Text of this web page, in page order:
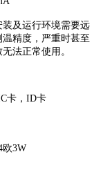
及运行环境需要远
精度，严重时甚至
法正常使用。
卡，ID卡
欧3W